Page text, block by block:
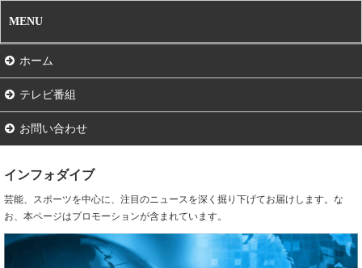
MENU
ホーム
テレビ番組
お問い合わせ
インフォダイブ
芸能、スポーツを中心に、注目のニュースを深く掘り下げてお届けします。な
お、本ページはプロモーションが含まれています。